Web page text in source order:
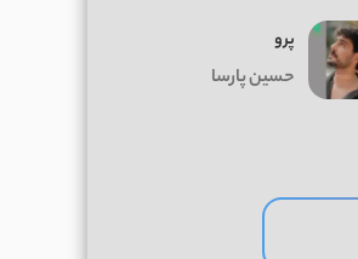
پرو
حسین پارسا